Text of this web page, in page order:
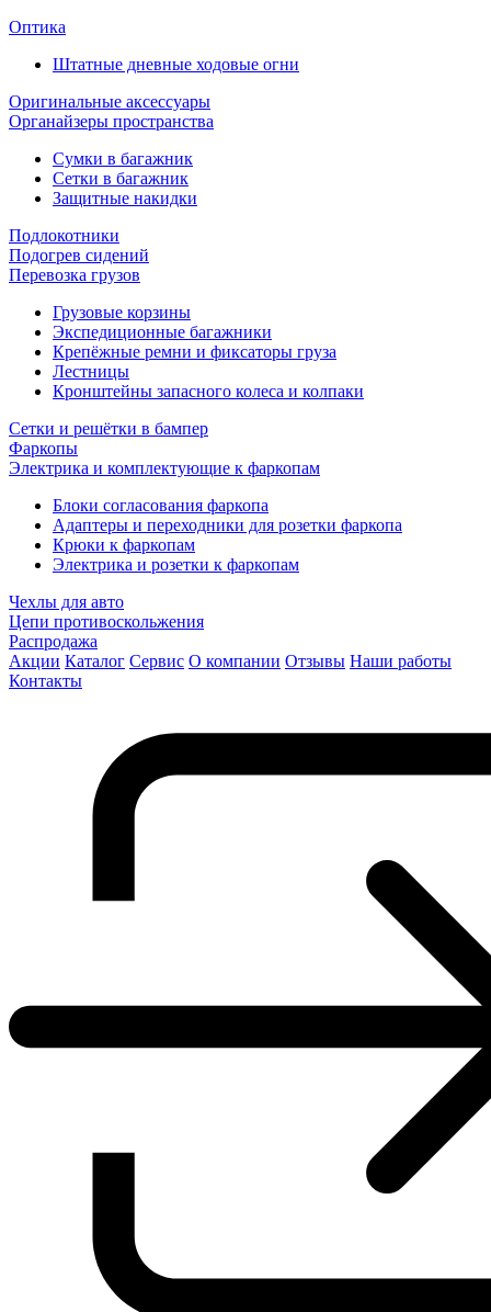
Оптика
Штатные дневные ходовые огни
Оригинальные аксессуары
Органайзеры пространства
Сумки в багажник
Сетки в багажник
Защитные накидки
Подлокотники
Подогрев сидений
Перевозка грузов
Грузовые корзины
Экспедиционные багажники
Крепёжные ремни и фиксаторы груза
Лестницы
Кронштейны запасного колеса и колпаки
Сетки и решётки в бампер
Фаркопы
Электрика и комплектующие к фаркопам
Блоки согласования фаркопа
Адаптеры и переходники для розетки фаркопа
Крюки к фаркопам
Электрика и розетки к фаркопам
Чехлы для авто
Цепи противоскольжения
Распродажа
Акции Каталог Сервис О компании Отзывы Наши работы
Контакты